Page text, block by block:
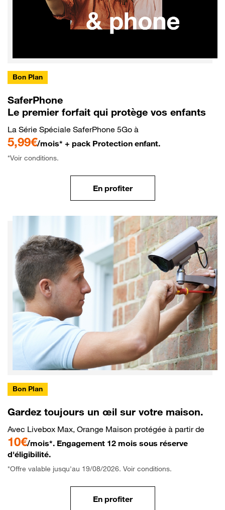
Bon Plan
SaferPhone
Le premier forfait qui protège vos enfants
La Série Spéciale SaferPhone 5Go à
5,99€/mois* + pack Protection enfant.
*Voir conditions.
En profiter
Bon Plan
Gardez toujours un œil sur votre maison.
Avec Livebox Max, Orange Maison protégée à partir de
10€/mois*. Engagement 12 mois sous réserve
d'éligibilité.
*Offre valable jusqu'au 19/08/2026. Voir conditions.
En profiter